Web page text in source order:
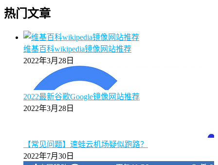
热门文章
维基百科wikipedia镜像网站推荐
2022年3月28日
2022最新谷歌Google镜像网站推荐
2022年3月28日
【常见问题】速蛙云机场疑似跑路？
2022年7月30日